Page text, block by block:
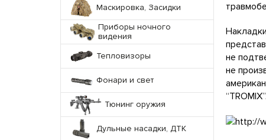
Маскировка, Засидки
Приборы ночного
видения
Тепловизоры
Фонари и свет
Тюнинг оружия
Дульные насадки, ДТК
не
не
“TROMIX”.